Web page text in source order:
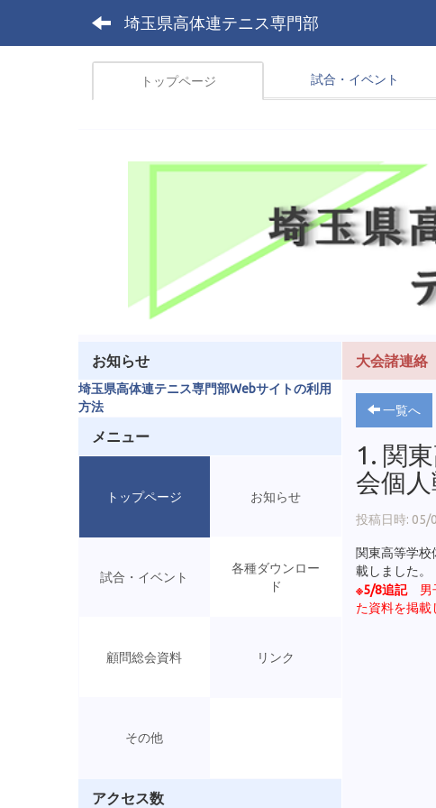
埼玉県高体連テニス専門部
トップページ 試合・イベント
大会諸連絡
一覧へ
1. 関
会個
投稿日時: 05/
関東高等学校
載しました。
※5/8追記男子
た資料を掲載
お知らせ
埼玉県高体連テニス専門部Webサイトの利用
方法
メニュー
トップページ お知らせ
試合・イベント
各種ダウンロー
ド
顧問総会資料 リンク
その他
アクセス数